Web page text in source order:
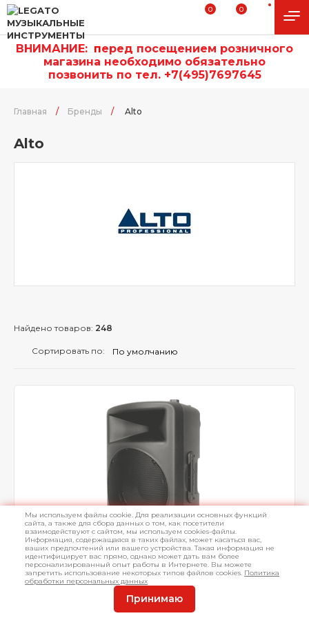
0 0
ВНИМАНИЕ: перед посещением розничного
магазина необходимо обязательно
позвонить по тел. +7(495)7697645
Главная / Бренды / Alto
Alto
Найдено товаров: 248
Сортировать по:
Универсальная акустическая система ALTO
2-х полосная пластик 250Вт AES динамик 12" драйвер 1 35"
Мы используем файлы cookie. Для реализации основных функций
сайта, а также для сбора данных о том, как посетители
взаимодействуют с сайтом, мы используем cookies-файлы.
Информация, содержащаяся в таких файлах, может касаться вас,
ваших предпочтений или вашего устройства. Такая информация не
идентифицирует вас прямо, однако может дать вам более
персонализированный опыт работы в Интернете. Вы можете
запретить использование некоторых типов файлов cookies. Политика
обработки персональных данных
Принимаю